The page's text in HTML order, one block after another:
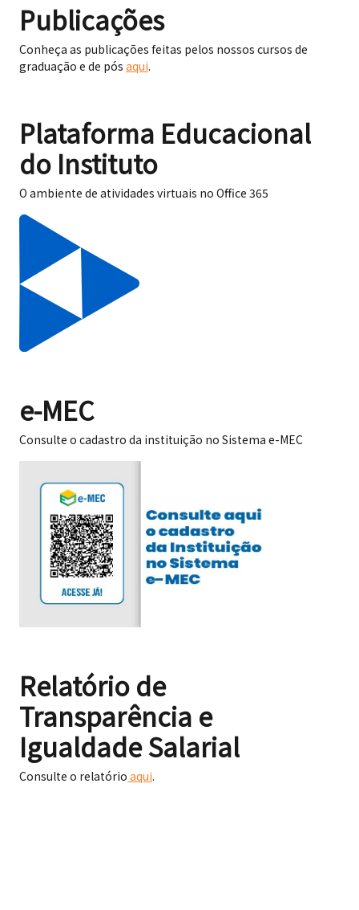
Publicações
Conheça as publicações feitas pelos nossos cursos de
graduação e de pós aqui.
Plataforma Educacional
do Instituto
O ambiente de atividades virtuais no Office 365
e-MEC
Consulte o cadastro da instituição no Sistema e-MEC
Relatório de
Transparência e
Igualdade Salarial
Consulte o relatório aqui.